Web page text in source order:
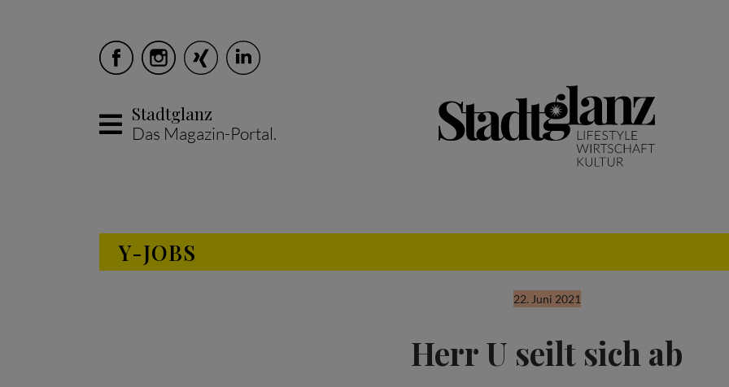
Stadtglanz
Das Magazin-Portal.
Y-JOBS
22. Juni 2021
Herr U seilt sich ab